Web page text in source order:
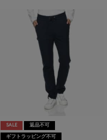
SALE 返品不可
ギフトラッピング不可